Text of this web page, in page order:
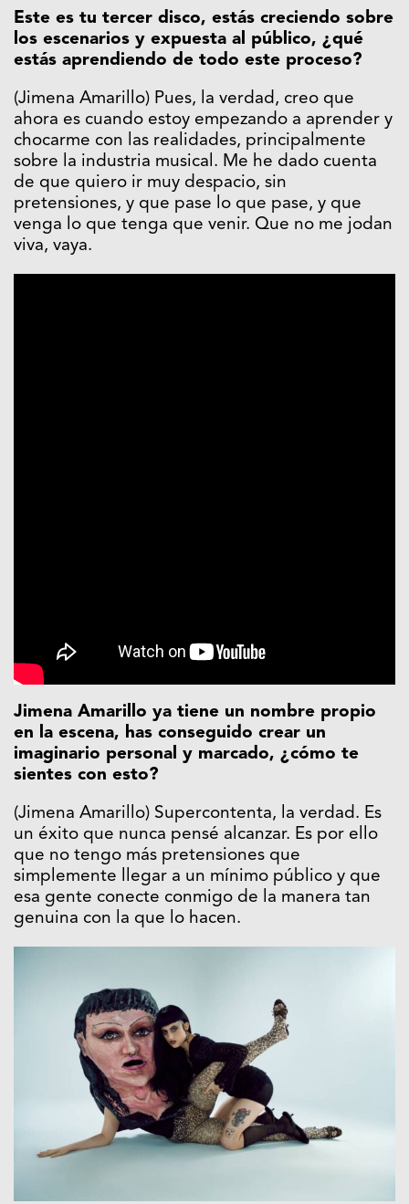
Este es tu tercer disco, estás creciendo sobre
los escenarios y expuesta al público, ¿qué
estás aprendiendo de todo este proceso?
(Jimena Amarillo) Pues, la verdad, creo que
ahora es cuando estoy empezando a aprender y
chocarme con las realidades, principalmente
sobre la industria musical. Me he dado cuenta
de que quiero ir muy despacio, sin
pretensiones, y que pase lo que pase, y que
venga lo que tenga que venir. Que no me jodan
viva, vaya.
Jimena Amarillo ya tiene un nombre propio
en la escena, has conseguido crear un
imaginario personal y marcado, ¿cómo te
sientes con esto?
(Jimena Amarillo) Supercontenta, la verdad. Es
un éxito que nunca pensé alcanzar. Es por ello
que no tengo más pretensiones que
simplemente llegar a un mínimo público y que
esa gente conecte conmigo de la manera tan
genuina con la que lo hacen.